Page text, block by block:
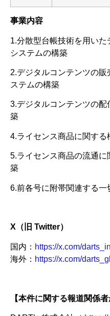
事業内容
1.分散型台帳技術を用いた
システムの構築
2.デジタルコンテンツの
ステムの構築
3.デジタルコンテンツの
築
4.ライセンス商品に関す
5.ライセンス商品の流通
築
6.前各号に附帯関連する一
X（旧 Twitter）
国内： https://x.com/
海外： https://x.com/
【本件に関する報道関係